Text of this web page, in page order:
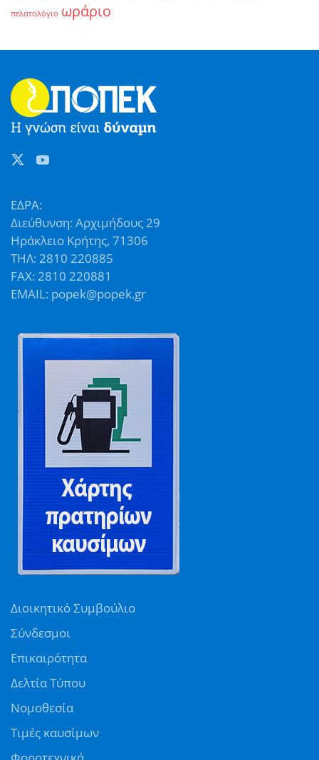
πελατολόγιο ωράριο
ΕΔΡΑ:
Διεύθυνση: Αρχιμήδους 29
Ηράκλειο Κρήτης, 71306
ΤΗΛ: 2810 220885
FAX: 2810 220881
EMAIL: popek@popek.gr
Διοικητικό Συμβούλιο
Σύνδεσμοι
Επικαιρότητα
Δελτία Τύπου
Νομοθεσία
Τιμές καυσίμων